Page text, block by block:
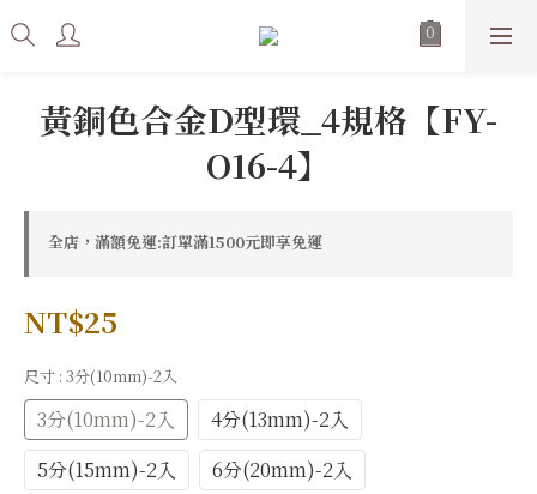
黃銅色合金D型環_4規格【FY-
O16-4】
全店，滿額免運:訂單滿1500元即享免運
NT$25
尺寸 : 3分(10mm)-2入
3分(10mm)-2入
4分(13mm)-2入
5分(15mm)-2入
6分(20mm)-2入